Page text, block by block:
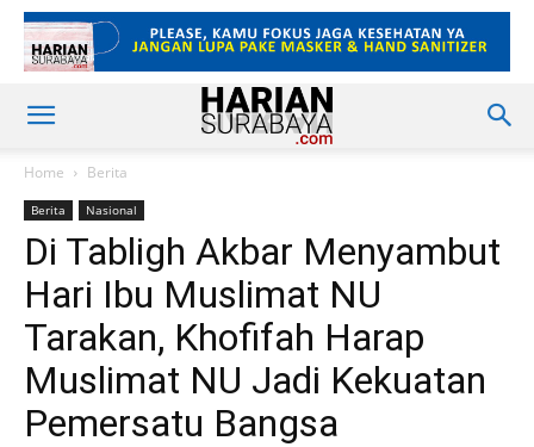
Home Berita
Berita Nasional
Di Tabligh Akbar Menyambut
Hari Ibu Muslimat NU
Tarakan, Khofifah Harap
Muslimat NU Jadi Kekuatan
Pemersatu Bangsa